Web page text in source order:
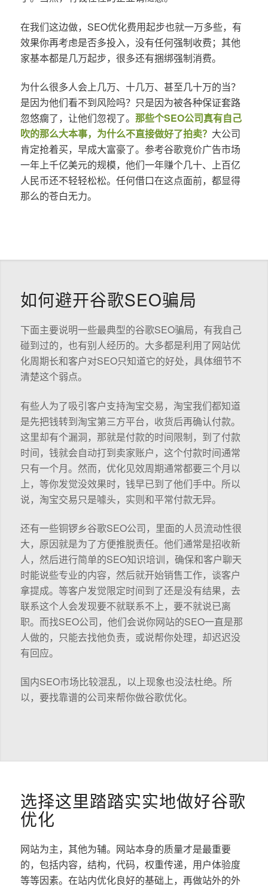
在我们这边做，SEO优化费用起步也就一万多些，有
效果你再考虑是否多投入，没有任何强制收费；其他
家基本都是几万起步，很多还有捆绑强制消费。
为什么很多人会上几万、十几万、甚至几十万的当？
是因为他们看不到风险吗？只是因为被各种保证套路
忽悠瘸了，让他们忽视了。 那些个SEO公司真有自己
吹的那么大本事，为什么不直接做好了拍卖？ 大公司
肯定抢着买，早成大富豪了。参考谷歌竞价广告市场
一年上千亿美元的规模，他们一年赚个几十、上百亿
人民币还不轻轻松松。任何借口在这点面前，都显得
那么的苍白无力。
如何避开谷歌SEO骗局
下面主要说明一些最典型的谷歌SEO骗局，有我自己
碰到过的，也有别人经历的。大多都是利用了网站优
化周期长和客户对SEO只知道它的好处，具体细节不
清楚这个弱点。
有些人为了吸引客户支持淘宝交易，淘宝我们都知道
是先把钱转到淘宝第三方平台，收货后再确认付款。
这里却有个漏洞，那就是付款的时间限制，到了付款
时间，钱就会自动打到卖家账户，这个付款时间通常
只有一个月。然而，优化见效周期通常都要三个月以
上，等你发觉没效果时，钱早已到了他们手中。所以
说，淘宝交易只是噱头，实则和平常付款无异。
还有一些铜锣乡谷歌SEO公司，里面的人员流动性很
大，原因就是为了方便推脱责任。他们通常是招收新
人，然后进行简单的SEO知识培训，确保和客户聊天
时能说些专业的内容，然后就开始销售工作，谈客户
拿提成。等客户发觉限定时间到了还是没有结果，去
联系这个人会发现要不就联系不上，要不就说已离
职。而找SEO公司，他们会说你网站的SEO一直是那
人做的，只能去找他负责，或说帮你处理，却迟迟没
有回应。
国内SEO市场比较混乱，以上现象也没法杜绝。所
以，要找靠谱的公司来帮你做谷歌优化。
选择这里踏踏实实地做好谷歌
优化
网站为主，其他为辅。网站本身的质量才是最重要
的，包括内容，结构，代码，权重传递，用户体验度
等等因素。在站内优化良好的基础上，再做站外的外